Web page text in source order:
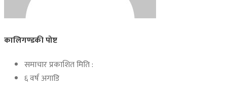
कालिगण्डकी पोष्ट
समाचार प्रकाशित मिति :
६ वर्ष अगाडि